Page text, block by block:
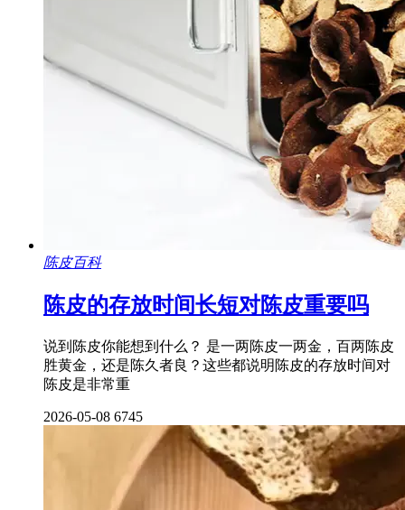
陈皮百科
陈皮的存放时间长短对陈皮重要吗
说到陈皮你能想到什么？ 是一两陈皮一两金，百两陈皮
胜黄金，还是陈久者良？这些都说明陈皮的存放时间对
陈皮是非常重
2026-05-08 6745